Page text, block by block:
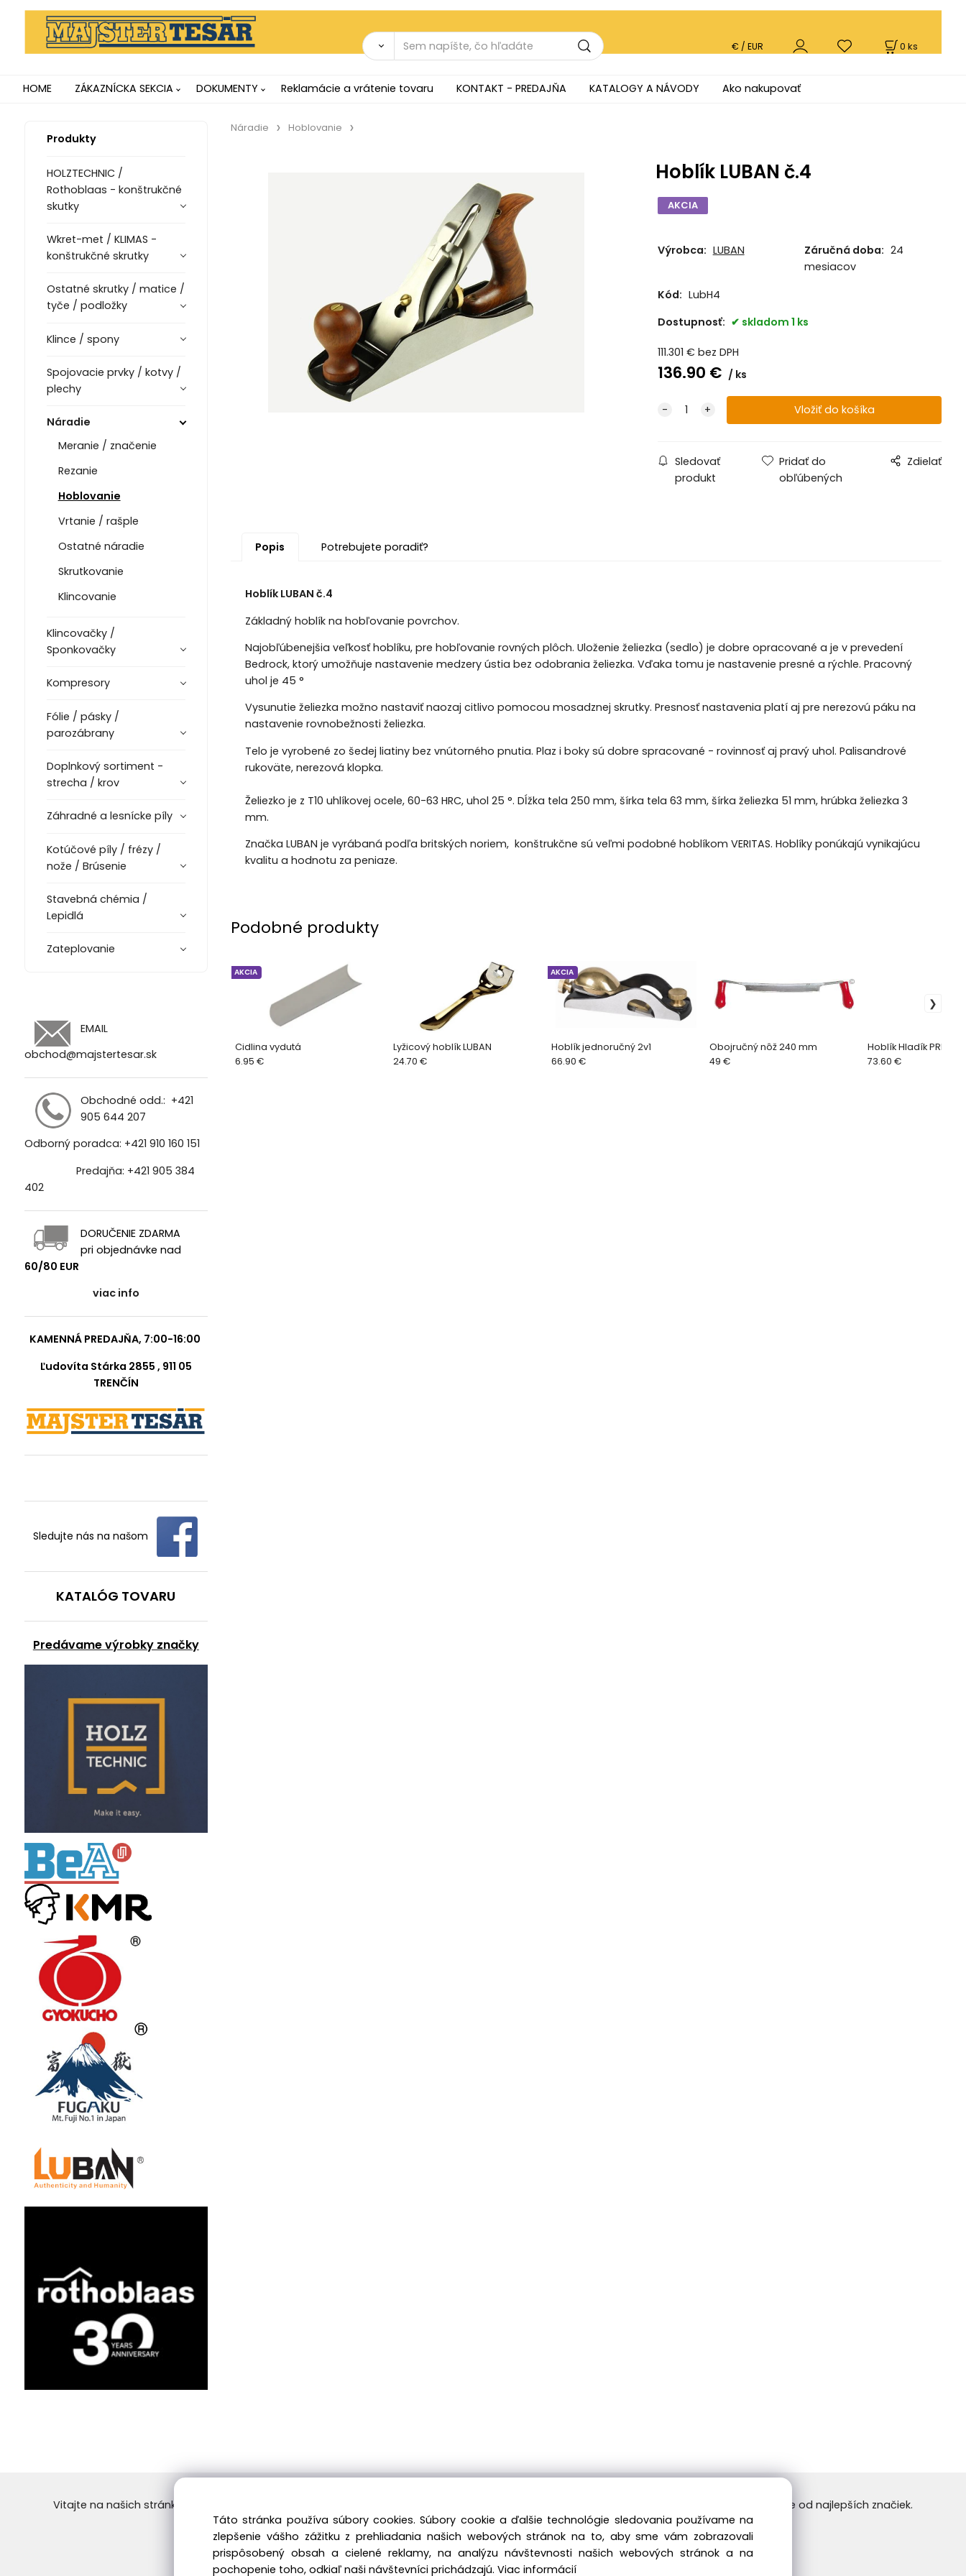
0 ks
€ / EUR
HOME ZÁKAZNÍCKA SEKCIA DOKUMENTY Reklamácie a vrátenie tovaru KONTAKT - PREDAJŇA KATALOGY A NÁVODY Ako nakupovať
Produkty
HOLZTECHNIC /
Rothoblaas - konštrukčné
skutky
Wkret-met / KLIMAS -
konštrukčné skrutky
Ostatné skrutky / matice /
tyče / podložky
Klince / spony
Spojovacie prvky / kotvy /
plechy
Náradie
Meranie / značenie
Rezanie
Hoblovanie
Vrtanie / rašple
Ostatné náradie
Skrutkovanie
Klincovanie
Klincovačky /
Sponkovačky
Kompresory
Fólie / pásky /
parozábrany
Doplnkový sortiment -
strecha / krov
Záhradné a lesnícke píly
Kotúčové píly / frézy /
nože / Brúsenie
Stavebná chémia /
Lepidlá
Zateplovanie
EMAIL
obchod@majstertesar.sk
Obchodné odd.: +421
905 644 207
Odborný poradca: +421 910 160 151
Predajňa: +421 905 384
402
DORUČENIE ZDARMA
pri objednávke nad
60/80 EUR
viac info
KAMENNÁ PREDAJŇA, 7:00-16:00
Ľudovíta Stárka 2855 , 911 05
TRENČÍN
Sledujte nás na našom
KATALÓG TOVARU
Predávame výrobky značky
Náradie Hoblovanie
Hoblík LUBAN č.4
AKCIA
Výrobca: LUBAN Záručná doba: 24
mesiacov
Kód: LubH4
Dostupnosť:
skladom 1 ks
111.301 € bez DPH
136.90 € ks
Sledovať
produkt
Pridať do
obľúbených
Zdielať
Popis Potrebujete poradiť?
Hoblík LUBAN č.4
Základný hoblík na hobľovanie povrchov.
Najobľúbenejšia veľkosť hoblíku, pre hobľovanie rovných plôch. Uloženie želiezka (sedlo) je dobre opracované a je v prevedení
Bedrock, ktorý umožňuje nastavenie medzery ústia bez odobrania želiezka. Vďaka tomu je nastavenie presné a rýchle. Pracovný
uhol je 45 °
Vysunutie želiezka možno nastaviť naozaj citlivo pomocou mosadznej skrutky. Presnosť nastavenia platí aj pre nerezovú páku na
nastavenie rovnobežnosti želiezka.
Telo je vyrobené zo šedej liatiny bez vnútorného pnutia. Plaz i boky sú dobre spracované - rovinnosť aj pravý uhol. Palisandrové
rukoväte, nerezová klopka.
Želiezko je z T10 uhlíkovej ocele, 60-63 HRC, uhol 25 °. Dĺžka tela 250 mm, šírka tela 63 mm, šírka želiezka 51 mm, hrúbka želiezka 3
mm.
Značka LUBAN je vyrábaná podľa britských noriem, konštrukčne sú veľmi podobné hoblíkom VERITAS. Hoblíky ponúkajú vynikajúcu
kvalitu a hodnotu za peniaze.
Podobné produkty
Cidlina vydutá
AKCIA
6.95 €
Lyžicový hoblík LUBAN
24.70 €
Hoblík jednoručný 2v1
AKCIA
66.90 €
Obojručný nôž 240 mm
49 €
Hoblík Hladík
73.60 €
Vitajte na našich stránkach vo svete dreva! Objednávku môžete kedykoľvek zadať, náš e-shop je Vám k dispozícii 24/7. Nakupujte tovar online od najlepších značiek.
Skvelý výber a ceny. Tiež si nenechajte ujsť naše prebiehajúce ponuky! Prajeme Vám príjemné nakupovanie.
Táto stránka používa súbory cookies. Súbory cookie a ďalšie technológie sledovania používame na
zlepšenie vášho zážitku z prehliadania našich webových stránok na to, aby sme vám zobrazovali
prispôsobený obsah a cielené reklamy, na analýzu návštevnosti našich webových stránok a na
pochopenie toho, odkiaľ naši návštevníci prichádzajú. Viac informácií